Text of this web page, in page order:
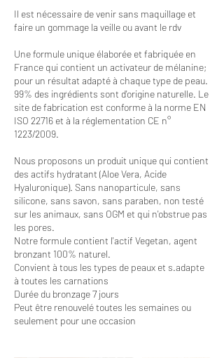
Il est nécessaire de venir sans maquillage et
faire un gommage la veille ou avant le rdv
Une formule unique élaborée et fabriquée en
France qui contient un activateur de mélanine;
pour un résultat adapté à chaque type de peau.
99% des ingrédients sont d'origine naturelle. Le
site de fabrication est conforme à la norme EN
ISO 22716 et à la réglementation CE n°
1223/2009.
Nous proposons un produit unique qui contient
des actifs hydratant (Aloe Vera, Acide
Hyaluronique). Sans nanoparticule, sans
silicone, sans savon, sans paraben, non testé
sur les animaux, sans OGM et qui n'obstrue pas
les pores.
Notre formule contient l'actif Vegetan, agent
bronzant 100% naturel.
Convient à tous les types de peaux et s.adapte
à toutes les carnations
Durée du bronzage 7 jours
Peut être renouvelé toutes les semaines ou
seulement pour une occasion